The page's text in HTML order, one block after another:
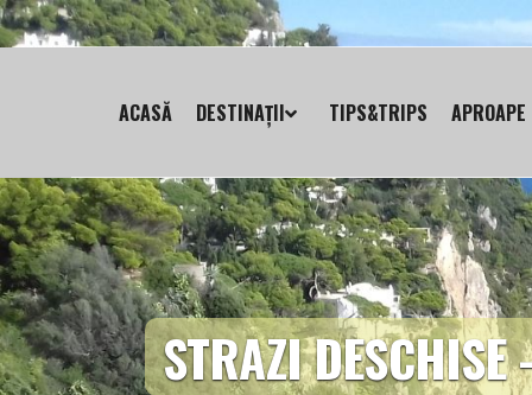
ACASĂ DESTINAȚII TIPS&TRIPS
STRAZI DESCHISE